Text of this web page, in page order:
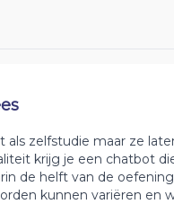
als zelfstudie maar ze
krijg je een chatbot
de helft van de
kunnen variëren en